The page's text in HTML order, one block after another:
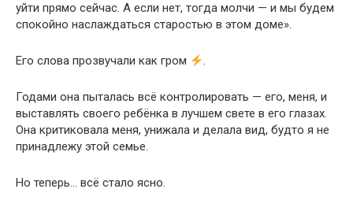
уйти прямо сейчас. А если нет, тогда молчи — и мы будем
спокойно наслаждаться старостью в этом доме».
Его слова прозвучали как гром .
Годами она пыталась всё контролировать — его, меня, и
выставлять своего ребёнка в лучшем свете в его глазах.
Она критиковала меня, унижала и делала вид, будто я не
принадлежу этой семье.
Но теперь… всё стало ясно.